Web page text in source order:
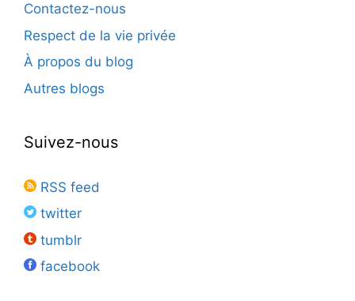
Contactez-nous
Respect de la vie privée
À propos du blog
Autres blogs
Suivez-nous
RSS feed
twitter
tumblr
facebook